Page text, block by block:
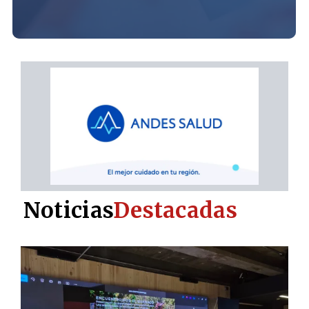
NoticiasDestacadas